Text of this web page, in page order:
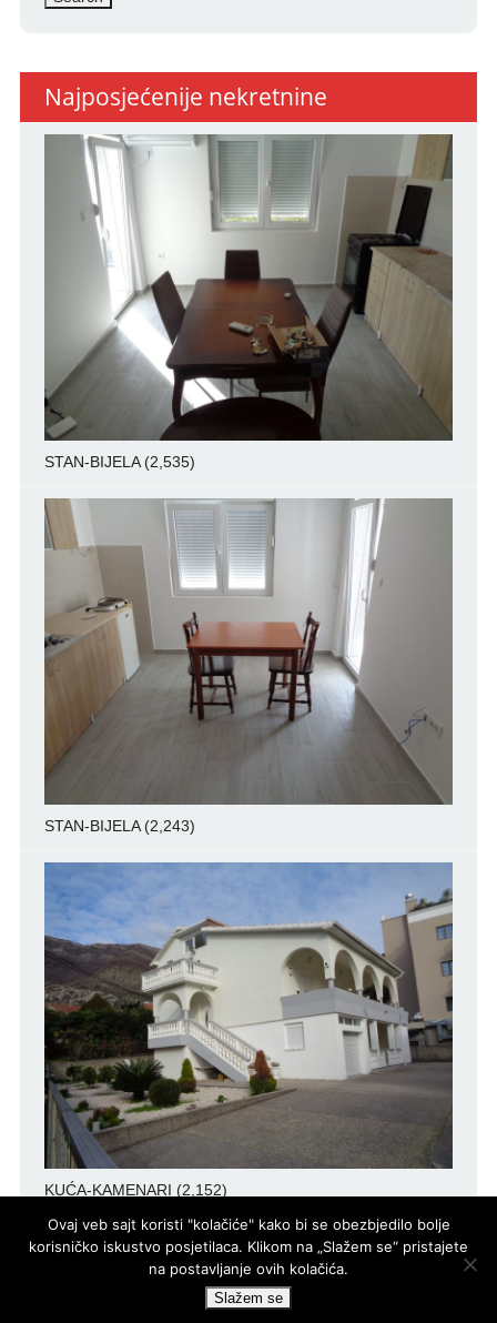
Najposjećenije nekretnine
STAN-BIJELA (2,535)
STAN-BIJELA (2,243)
KUĆA-KAMENARI (2,152)
- DEVELOPED BYPRO
POWERED BYWP DEV SHED
Ovaj veb sajt koristi "kolačiće" kako bi se obezbjedilo bolje
korisničko iskustvo posjetilaca. Klikom na „Slažem se“ pristajete
na postavljanje ovih kolačića.
Slažem se